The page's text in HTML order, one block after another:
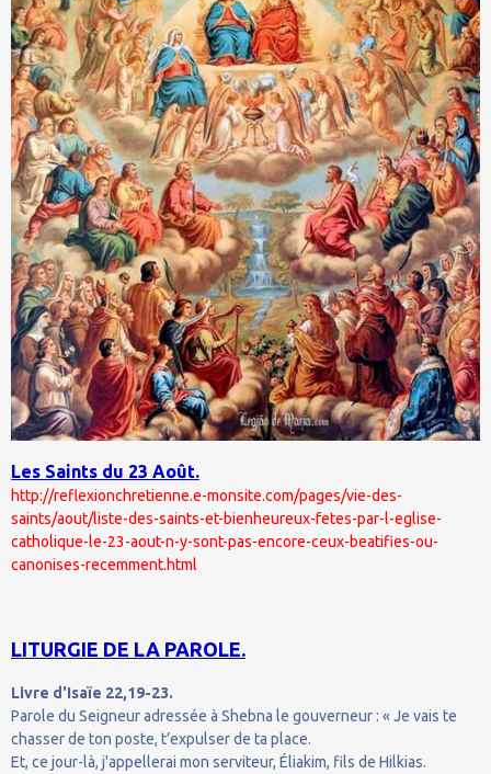
Les Saints du 23 Août.
http://reflexionchretienne.e-monsite.com/pages/vie-des-
saints/aout/liste-des-saints-et-bienheureux-fetes-par-l-eglise-
catholique-le-23-aout-n-y-sont-pas-encore-ceux-beatifies-ou-
canonises-recemment.html
LITURGIE DE LA PAROLE.
Livre d'Isaïe 22,19-23.
Parole du Seigneur adressée à Shebna le gouverneur : « Je vais te
chasser de ton poste, t’expulser de ta place.
Et, ce jour-là, j'appellerai mon serviteur, Éliakim, fils de Hilkias.